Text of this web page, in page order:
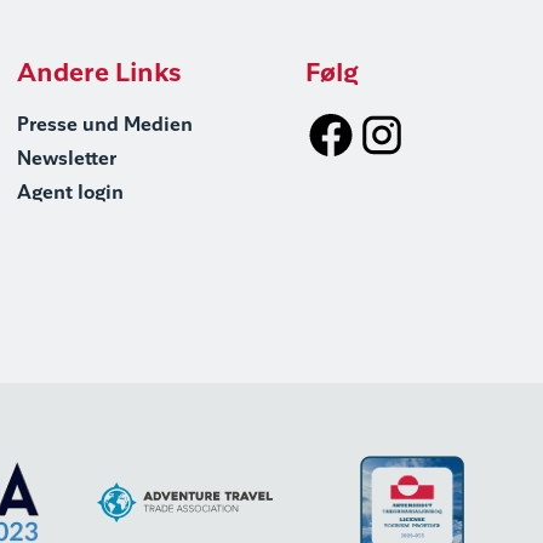
Andere Links
Presse und Medien
Newsletter
Agent login
Følg